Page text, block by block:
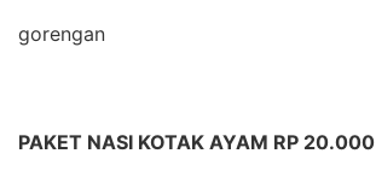
gorengan
PAKET NASI KOTAK AYAM RP 20.000